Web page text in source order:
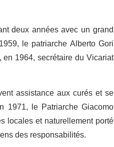
deux années avec un grand
le patriarche Alberto Gori
1964, secrétaire du Vicariat
assistance aux curés et se
1971, le Patriarche Giacomo
locales et naturellement porté
des responsabilités.